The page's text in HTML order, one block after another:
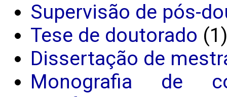
Supervisão de pós-
Tese de doutorado (1)
Dissertação de
Monografia de